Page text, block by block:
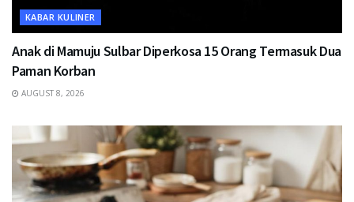
KABAR KULINER
Anak di Mamuju Sulbar Diperkosa 15 Orang Termasuk Dua
Paman Korban
AUGUST 8, 2026